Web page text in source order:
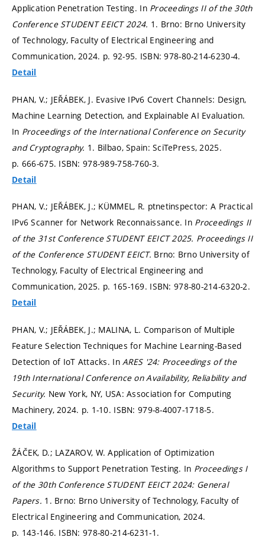
Application Penetration Testing. In Proceedings II of the 30th
Conference STUDENT EEICT 2024. 1. Brno: Brno University
of Technology, Faculty of Electrical Engineering and
Communication, 2024. p. 92-95. ISBN: 978-80-214-6230-4.
Detail
PHAN, V.; JEŘÁBEK, J. Evasive IPv6 Covert Channels: Design,
Machine Learning Detection, and Explainable AI Evaluation.
In Proceedings of the International Conference on Security
and Cryptography. 1. Bilbao, Spain: SciTePress, 2025.
p. 666-675. ISBN: 978-989-758-760-3.
Detail
PHAN, V.; JEŘÁBEK, J.; KÜMMEL, R. ptnetinspector: A Practical
IPv6 Scanner for Network Reconnaissance. In Proceedings II
of the 31st Conference STUDENT EEICT 2025. Proceedings II
of the Conference STUDENT EEICT. Brno: Brno University of
Technology, Faculty of Electrical Engineering and
Communication, 2025. p. 165-169. ISBN: 978-80-214-6320-2.
Detail
PHAN, V.; JEŘÁBEK, J.; MALINA, L. Comparison of Multiple
Feature Selection Techniques for Machine Learning-Based
Detection of IoT Attacks. InARES '24: Proceedings of the
19th International Conference on Availability, Reliability and
Security. New York, NY, USA: Association for Computing
Machinery, 2024. p. 1-10. ISBN: 979-8-4007-1718-5.
Detail
ŽÁČEK, D.; LAZAROV, W. Application of Optimization
Algorithms to Support Penetration Testing. In Proceedings I
of the 30th Conference STUDENT EEICT 2024: General
Papers. 1. Brno: Brno University of Technology, Faculty of
Electrical Engineering and Communication, 2024.
p. 143-146. ISBN: 978-80-214-6231-1.